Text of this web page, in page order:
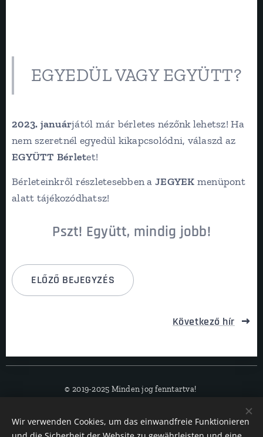
EGYEDÜL VAGY EGYÜTT?
2023. januárjától már bérletes nézőnk lehetsz! Ha
nem szeretnél egyedül kikapcsolódni, válaszd az
EGYÜTT Bérletet!
Bérleteinkről részletesebben a JEGYEK menüpont
alatt tájékozódhatsz!
Pszt! Együtt, mindig jobb!
ELŐZŐ BEJEGYZÉS
Következő hír
© 2019-2025 Minden jog fenntartva!
Est. 2019. Wiltshire, England
Wir verwenden Cookies, um das einwandfreie Funktionieren